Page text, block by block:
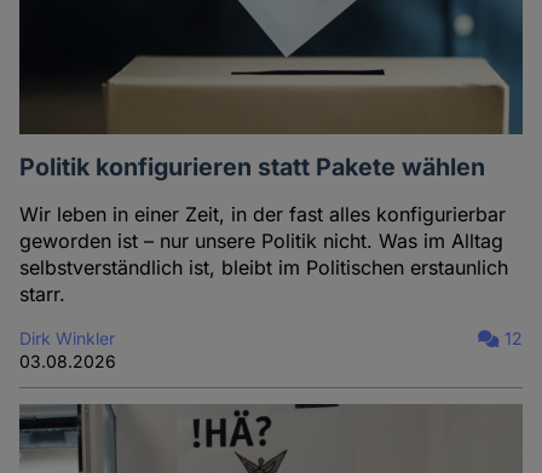
Politik konfigurieren statt Pakete wählen
Wir leben in einer Zeit, in der fast alles konfigurierbar
geworden ist – nur unsere Politik nicht. Was im Alltag
selbstverständlich ist, bleibt im Politischen erstaunlich
starr.
Dirk Winkler
03.08.2026
12